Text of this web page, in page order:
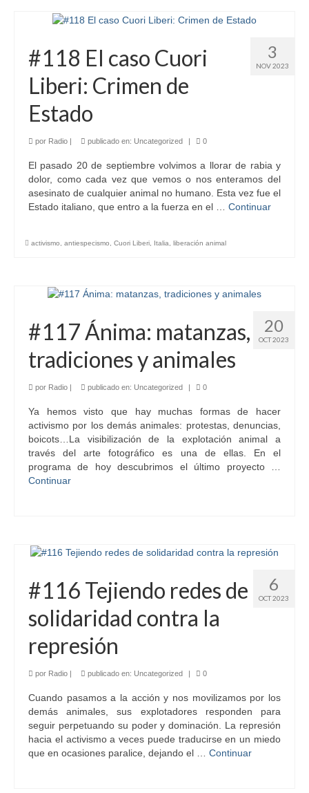
3
NOV 2023
#118 El caso Cuori
Liberi: Crimen de
Estado
por Radio | publicado en: Uncategorized | 0
El pasado 20 de septiembre volvimos a llorar de rabia y
dolor, como cada vez que vemos o nos enteramos del
asesinato de cualquier animal no humano. Esta vez fue el
Estado italiano, que entro a la fuerza en el … Continuar
activismo antiespecismo Cuori Liberi Italia liberación animal
20
OCT 2023
#117 Ánima: matanzas,
tradiciones y animales
por Radio | publicado en: Uncategorized | 0
Ya hemos visto que hay muchas formas de hacer
activismo por los demás animales: protestas, denuncias,
boicots…La visibilización de la explotación animal a
través del arte fotográfico es una de ellas. En el
programa de hoy descubrimos el último proyecto …
Continuar
6
OCT 2023
#116 Tejiendo redes de
solidaridad contra la
represión
por Radio | publicado en: Uncategorized | 0
Cuando pasamos a la acción y nos movilizamos por los
demás animales, sus explotadores responden para
seguir perpetuando su poder y dominación. La represión
hacia el activismo a veces puede traducirse en un miedo
que en ocasiones paralice, dejando el … Continuar